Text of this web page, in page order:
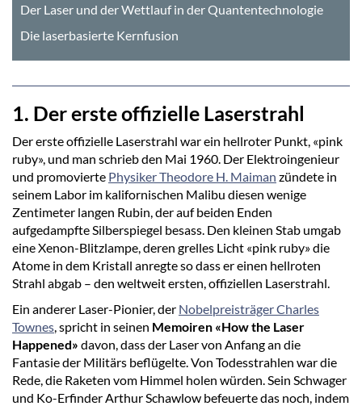
Der Laser und der Wettlauf in der Quantentechnologie
Die laserbasierte Kernfusion
1. Der erste offizielle Laserstrahl
Der erste offizielle Laserstrahl war ein hellroter Punkt, «pink
ruby», und man schrieb den Mai 1960. Der Elektroingenieur
und promovierte Physiker Theodore H. Maiman zündete in
seinem Labor im kalifornischen Malibu diesen wenige
Zentimeter langen Rubin, der auf beiden Enden
aufgedampfte Silberspiegel besass. Den kleinen Stab umgab
eine Xenon-Blitzlampe, deren grelles Licht «pink ruby» die
Atome in dem Kristall anregte so dass er einen hellroten
Strahl abgab – den weltweit ersten, offiziellen Laserstrahl.
Ein anderer Laser-Pionier, der Nobelpreisträger Charles
Townes , spricht in seinen Memoiren «How the Laser
Happened» davon, dass der Laser von Anfang an die
Fantasie der Militärs beflügelte. Von Todesstrahlen war die
Rede, die Raketen vom Himmel holen würden. Sein Schwager
und Ko-Erfinder Arthur Schawlow befeuerte das noch, indem